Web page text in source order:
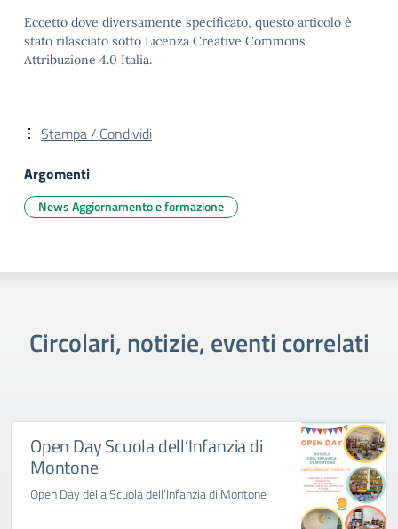
Eccetto dove diversamente specificato, questo articolo è
stato rilasciato sotto Licenza Creative Commons
Attribuzione 4.0 Italia.
Stampa / Condividi
Argomenti
News Aggiornamento e formazione
Circolari, notizie, eventi correlati
Open Day Scuola dell’Infanzia di
Montone
Open Day della Scuola dell'Infanzia di Montone